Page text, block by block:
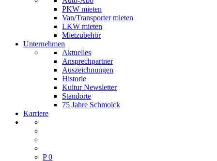
PKW mieten
Van/Transporter mieten
LKW mieten
Mietzubehör
Unternehmen
Aktuelles
Ansprechpartner
Auszeichnungen
Historie
Kultur Newsletter
Standorte
75 Jahre Schmolck
Karriere
P 0